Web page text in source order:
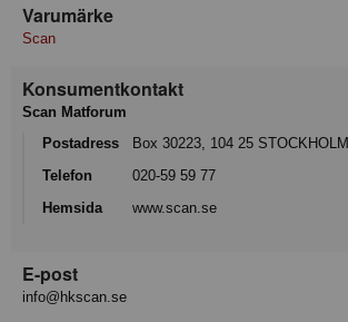
Varumärke
Scan
Konsumentkontakt
Scan Matforum
Postadress
Box 30223, 104 25 STOCKHOLM
Telefon
020-59 59 77
Hemsida
www.scan.se
E-post
info@hkscan.se